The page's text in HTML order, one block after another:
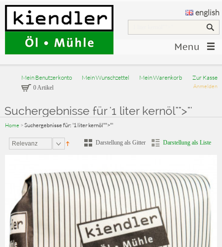
english
Menu
Mein Benutzerkonto Mein Wunschzettel Mein Warenkorb Zur Kasse
Anmelden
0 Artikel
Suchergebnisse für '1 liter kernöl"">"'
Home > Suchergebnisse für: '1 liter kernöl"">"'
Relevanz Darstellung als Gitter Darstellung als Liste